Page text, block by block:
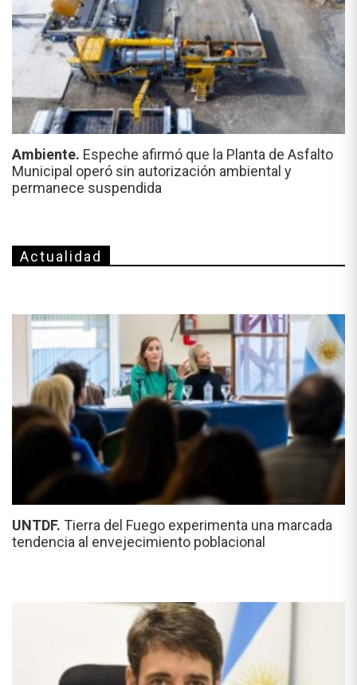
Ambiente. Espeche afirmó que la Planta de Asfalto
Municipal operó sin autorización ambiental y
permanece suspendida
Actualidad
UNTDF. Tierra del Fuego experimenta una marcada
tendencia al envejecimiento poblacional